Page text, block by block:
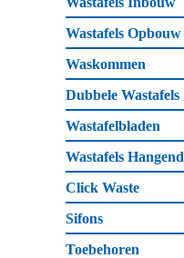
Wastafels Opbouw
Waskommen
Dubbele Wastafels
Wastafelbladen
Wastafels Hangend
Click Waste
Sifons
Toebehoren